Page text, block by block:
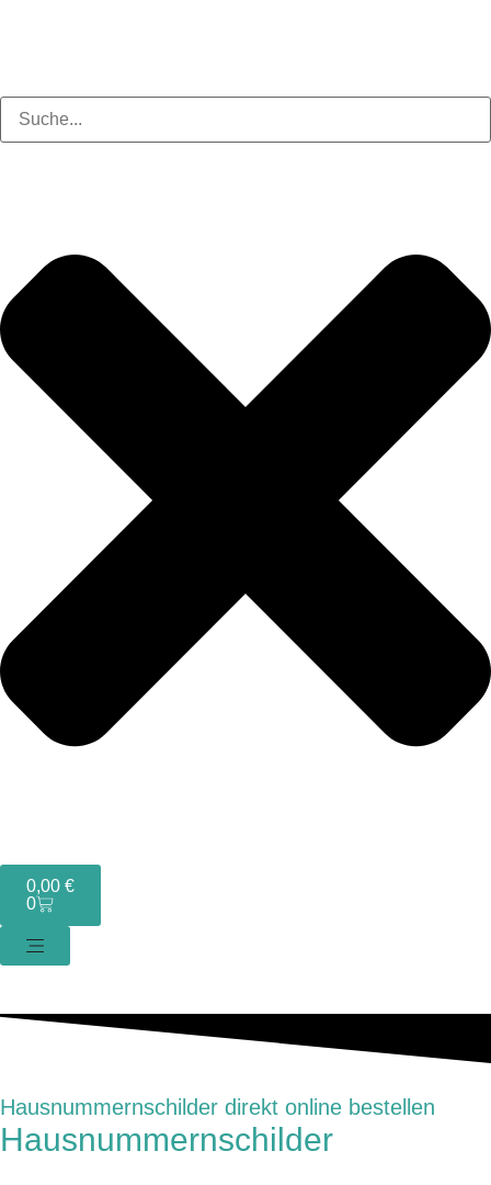
0,00 €
0
Hausnummernschilder direkt online bestellen
Hausnummernschilder